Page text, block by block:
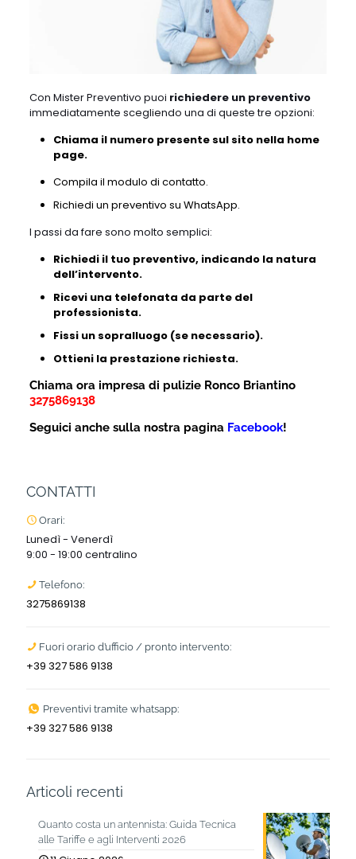
Con Mister Preventivo puoi richiedere un preventivo
immediatamente scegliendo una di queste tre opzioni:
Chiama il numero presente sul sito nella home
page.
Compila il modulo di contatto.
Richiedi un preventivo su WhatsApp.
I passi da fare sono molto semplici:
Richiedi il tuo preventivo, indicando la natura
dell’intervento.
Ricevi una telefonata da parte del
professionista.
Fissi un sopralluogo (se necessario).
Ottieni la prestazione richiesta.
Chiama ora impresa di pulizie Ronco Briantino
3275869138
Seguici anche sulla nostra pagina Facebook!
CONTATTI
Orari:
Lunedì - Venerdì
9:00 - 19:00 centralino
Telefono:
3275869138
Fuori orario d’ufficio / pronto intervento:
+39 327 586 9138
Preventivi tramite whatsapp:
+39 327 586 9138
Articoli recenti
Quanto costa un antennista: Guida Tecnica
alle Tariffe e agli Interventi 2026